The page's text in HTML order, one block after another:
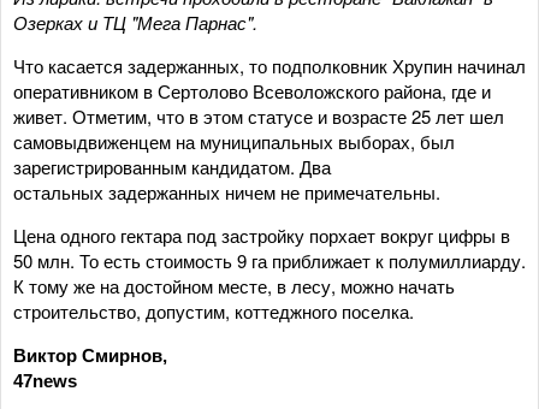
Озерках и ТЦ "Мега Парнас".
Что касается задержанных, то подполковник Хрупин начинал
оперативником в Сертолово Всеволожского района, где и
живет. Отметим, что в этом статусе и возрасте 25 лет шел
самовыдвиженцем на муниципальных выборах, был
зарегистрированным кандидатом. Два
остальных задержанных ничем не примечательны.
Цена одного гектара под застройку порхает вокруг цифры в
50 млн. То есть стоимость 9 га приближает к полумиллиарду.
К тому же на достойном месте, в лесу, можно начать
строительство, допустим, коттеджного поселка.
Виктор Смирнов,
47news